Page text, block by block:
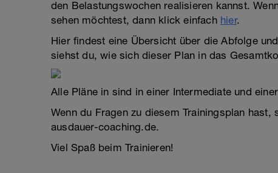
den Belastungswochen realisieren kannst.
sehen möchtest, dann klick einfach hier.
Hier findest eine Übersicht über die Abfolge
siehst du, wie sich dieser Plan in das
Alle Pläne in sind in einer Intermediate und
Wenn du Fragen zu diesem Trainingsplan
ausdauer-coaching.de.
Viel Spaß beim Trainieren!